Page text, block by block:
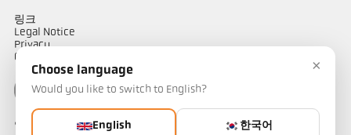
링크
Legal Notice
Privacy
GTC
연락하다
×
Choose language
Would you like to switch to English?
English 한국어